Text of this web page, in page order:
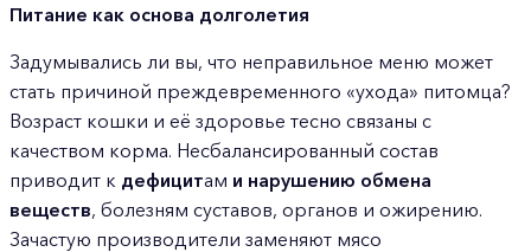
Питание как основа долголетия
Задумывались ли вы, что неправильное меню может
стать причиной преждевременного «ухода» питомца?
Возраст кошки и её здоровье тесно связаны с
качеством корма. Несбалансированный состав
приводит к дефицитам и нарушению обмена
веществ, болезням суставов, органов и ожирению.
Зачастую производители заменяют мясо